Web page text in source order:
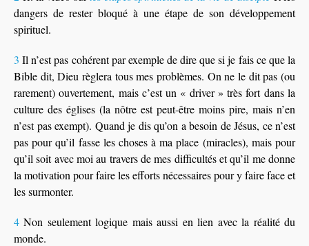
dangers de rester bloqué à une étape de son développement
spirituel.
3 Il n’est pas cohérent par exemple de dire que si je fais ce que la
Bible dit, Dieu règlera tous mes problèmes. On ne le dit pas (ou
rarement) ouvertement, mais c’est un « driver » très fort dans la
culture des églises (la nôtre est peut-être moins pire, mais n’en
n’est pas exempt). Quand je dis qu’on a besoin de Jésus, ce n’est
pas pour qu’il fasse les choses à ma place (miracles), mais pour
qu’il soit avec moi au travers de mes difficultés et qu’il me donne
la motivation pour faire les efforts nécessaires pour y faire face et
les surmonter.
4 Non seulement logique mais aussi en lien avec la réalité du
monde.